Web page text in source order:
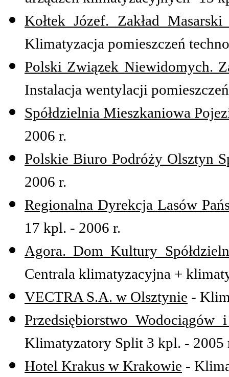
Kołtek Józef. Zakład
Klimatyzacja pomieszczeń
Polski Związek Niewidomych.
Instalacja wentylacji
Spółdzielnia Mieszkaniowa
2006 r.
Polskie Biuro Podróży Olsztyn
2006 r.
Regionalna Dyrekcja Lasów
17 kpl. - 2006 r.
Agora. Dom Kultury
Centrala klimatyzacyjna +
VECTRA S.A. w Olsztynie -
Przedsiębiorstwo
Klimatyzatory Split 3 kpl. - 2005
Hotel Krakus w Krakowie -